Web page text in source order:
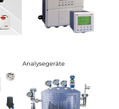
Analysegeräte